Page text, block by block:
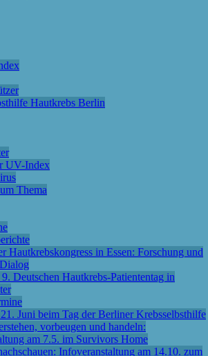
Hautkrebs Berlin
UV-Index
Thema
Hautkrebskongress in Essen: Forschung und
Deutschen Hautkrebs-Patiententag in
Juni beim Tag der Berliner Krebsselbsthilfe
vorbeugen und handeln:
am 7.5. im Survivors Home
Infoveranstaltung am 14.10. zum